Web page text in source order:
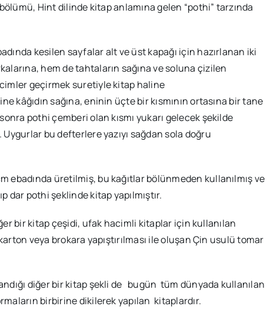
Hint dilinde kitap anlamına gelen “pothi” tarzında
kesilen sayfalar alt ve üst kapağı için hazırlanan iki
hem de tahtaların sağına ve soluna çizilen
geçirmek suretiyle kitap haline
sağına, eninin üçte bir kısmının ortasına bir tane
pothi çemberi olan kısmı yukarı gelecek şekilde
bu defterlere yazıyı sağdan sola doğru
ebadında üretilmiş, bu kağıtlar bölünmeden kullanılmış ve
dar pothi şeklinde kitap yapılmıştır.
bir kitap çeşidi, ufak hacimli kitaplar için kullanılan
veya brokara yapıştırılması ile oluşan Çin usulü tomar
diğer bir kitap şekli de bugün tüm dünyada kullanılan
birbirine dikilerek yapılan kitaplardır.